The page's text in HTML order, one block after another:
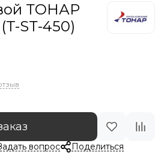
ТОНАР
SТ-450)
вопрос Поделиться